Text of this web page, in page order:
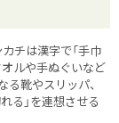
カチは漢字で「手巾
オルや手ぬぐいなど
靴やスリッパ、
る」を連想させる